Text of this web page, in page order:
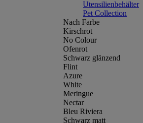
Utensilienbehälter
Pet Collection
Nach Farbe
Kirschrot
No Colour
Ofenrot
Schwarz glänzend
Flint
Azure
White
Meringue
Nectar
Bleu Riviera
Schwarz matt